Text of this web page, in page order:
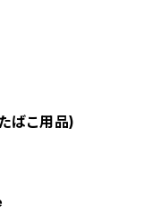
ばこ用品)